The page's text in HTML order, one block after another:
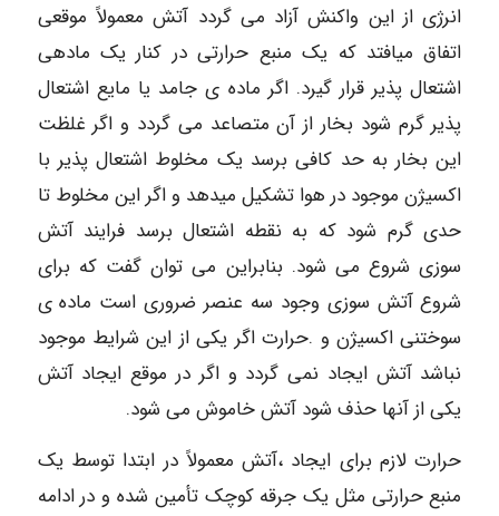
انرژی از این واکنش آزاد می گردد آتش معمولاً موقعی
اتفاق میافتد که یک منبع حرارتی در کنار یک مادهی
اشتعال پذیر قرار گیرد. اگر ماده ی جامد یا مایع اشتعال
پذیر گرم شود بخار از آن متصاعد می گردد و اگر غلظت
این بخار به حد کافی برسد یک مخلوط اشتعال پذیر با
اکسیژن موجود در هوا تشکیل میدهد و اگر این مخلوط تا
حدی گرم شود که به نقطه اشتعال برسد فرایند آتش
سوزی شروع می شود. بنابراین می توان گفت که برای
شروع آتش سوزی وجود سه عنصر ضروری است ماده ی
سوختنی اکسیژن و .حرارت اگر یکی از این شرایط موجود
نباشد آتش ایجاد نمی گردد و اگر در موقع ایجاد آتش
یکی از آنها حذف شود آتش خاموش می شود.
حرارت لازم برای ایجاد ،آتش معمولاً در ابتدا توسط یک
منبع حرارتی مثل یک جرقه کوچک تأمین شده و در ادامه